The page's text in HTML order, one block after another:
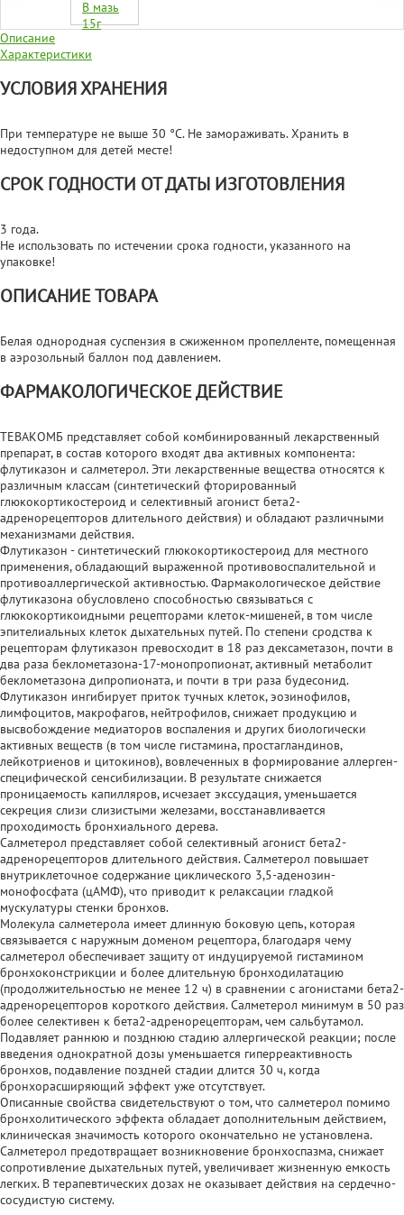
Описание
Характеристики
УСЛОВИЯ ХРАНЕНИЯ
При температуре не выше 30 °С. Не замораживать. Хранить в
недоступном для детей месте!
СРОК ГОДНОСТИ ОТ ДАТЫ ИЗГОТОВЛЕНИЯ
3 года.
Не использовать по истечении срока годности, указанного на
упаковке!
ОПИСАНИЕ ТОВАРА
Белая однородная суспензия в сжиженном пропелленте, помещенная
в аэрозольный баллон под давлением.
ФАРМАКОЛОГИЧЕСКОЕ ДЕЙСТВИЕ
ТЕВАКОМБ представляет собой комбинированный лекарственный
препарат, в состав которого входят два активных компонента:
флутиказон и салметерол. Эти лекарственные вещества относятся к
различным классам (синтетический фторированный
глюкокортикостероид и селективный агонист бета2-
адренорецепторов длительного действия) и обладают различными
механизмами действия.
Флутиказон - синтетический глюкокортикостероид для местного
применения, обладающий выраженной противовоспалительной и
противоаллергической активностью. Фармакологическое действие
флутиказона обусловлено способностью связываться с
глюкокортикоидными рецепторами клеток-мишеней, в том числе
эпителиальных клеток дыхательных путей. По степени сродства к
рецепторам флутиказон превосходит в 18 раз дексаметазон, почти в
два раза беклометазона-17-монопропионат, активный метаболит
беклометазона дипропионата, и почти в три раза будесонид.
Флутиказон ингибирует приток тучных клеток, эозинофилов,
лимфоцитов, макрофагов, нейтрофилов, снижает продукцию и
высвобождение медиаторов воспаления и других биологически
активных веществ (в том числе гистамина, простагландинов,
лейкотриенов и цитокинов), вовлеченных в формирование аллерген-
специфической сенсибилизации. В результате снижается
проницаемость капилляров, исчезает экссудация, уменьшается
секреция слизи слизистыми железами, восстанавливается
проходимость бронхиального дерева.
Салметерол представляет собой селективный агонист бета2-
адренорецепторов длительного действия. Салметерол повышает
внутриклеточное содержание циклического 3,5-аденозин-
монофосфата (цАМФ), что приводит к релаксации гладкой
мускулатуры стенки бронхов.
Молекула салметерола имеет длинную боковую цепь, которая
связывается с наружным доменом рецептора, благодаря чему
салметерол обеспечивает защиту от индуцируемой гистамином
бронхоконстрикции и более длительную бронходилатацию
(продолжительностью не менее 12 ч) в сравнении с агонистами бета2-
адренорецепторов короткого действия. Салметерол минимум в 50 раз
более селективен к бета2-адренорецепторам, чем сальбутамол.
Подавляет раннюю и позднюю стадию аллергической реакции; после
введения однократной дозы уменьшается гиперреактивность
бронхов, подавление поздней стадии длится 30 ч, когда
бронхорасширяющий эффект уже отсутствует.
Описанные свойства свидетельствуют о том, что салметерол помимо
бронхолитического эффекта обладает дополнительным действием,
клиническая значимость которого окончательно не установлена.
Салметерол предотвращает возникновение бронхоспазма, снижает
сопротивление дыхательных путей, увеличивает жизненную емкость
легких. В терапевтических дозах не оказывает действия на сердечно-
сосудистую систему.